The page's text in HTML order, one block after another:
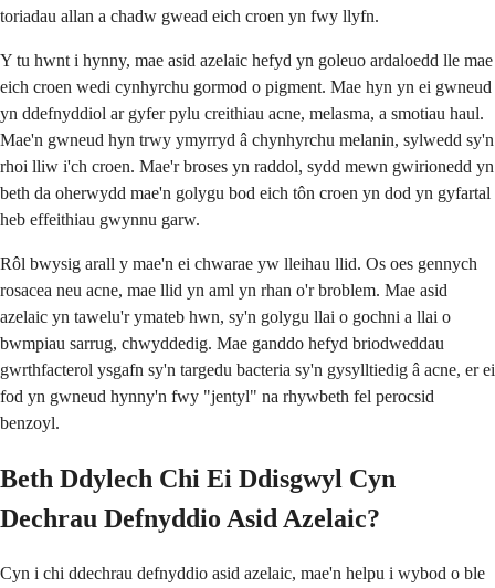
toriadau allan a chadw gwead eich croen yn fwy llyfn.
Y tu hwnt i hynny, mae asid azelaic hefyd yn goleuo ardaloedd lle mae
eich croen wedi cynhyrchu gormod o pigment. Mae hyn yn ei gwneud
yn ddefnyddiol ar gyfer pylu creithiau acne, melasma, a smotiau haul.
Mae'n gwneud hyn trwy ymyrryd â chynhyrchu melanin, sylwedd sy'n
rhoi lliw i'ch croen. Mae'r broses yn raddol, sydd mewn gwirionedd yn
beth da oherwydd mae'n golygu bod eich tôn croen yn dod yn gyfartal
heb effeithiau gwynnu garw.
Rôl bwysig arall y mae'n ei chwarae yw lleihau llid. Os oes gennych
rosacea neu acne, mae llid yn aml yn rhan o'r broblem. Mae asid
azelaic yn tawelu'r ymateb hwn, sy'n golygu llai o gochni a llai o
bwmpiau sarrug, chwyddedig. Mae ganddo hefyd briodweddau
gwrthfacterol ysgafn sy'n targedu bacteria sy'n gysylltiedig â acne, er ei
fod yn gwneud hynny'n fwy "jentyl" na rhywbeth fel perocsid
benzoyl.
Beth Ddylech Chi Ei Ddisgwyl Cyn
Dechrau Defnyddio Asid Azelaic?
Cyn i chi ddechrau defnyddio asid azelaic, mae'n helpu i wybod o ble